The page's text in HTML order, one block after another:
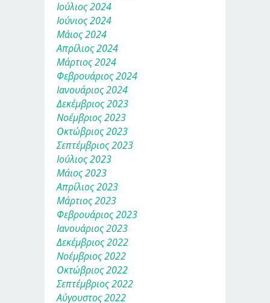
Ιούλιος 2024
Ιούνιος 2024
Μάιος 2024
Απρίλιος 2024
Μάρτιος 2024
Φεβρουάριος 2024
Ιανουάριος 2024
Δεκέμβριος 2023
Νοέμβριος 2023
Οκτώβριος 2023
Σεπτέμβριος 2023
Ιούλιος 2023
Μάιος 2023
Απρίλιος 2023
Μάρτιος 2023
Φεβρουάριος 2023
Ιανουάριος 2023
Δεκέμβριος 2022
Νοέμβριος 2022
Οκτώβριος 2022
Σεπτέμβριος 2022
Αύγουστος 2022